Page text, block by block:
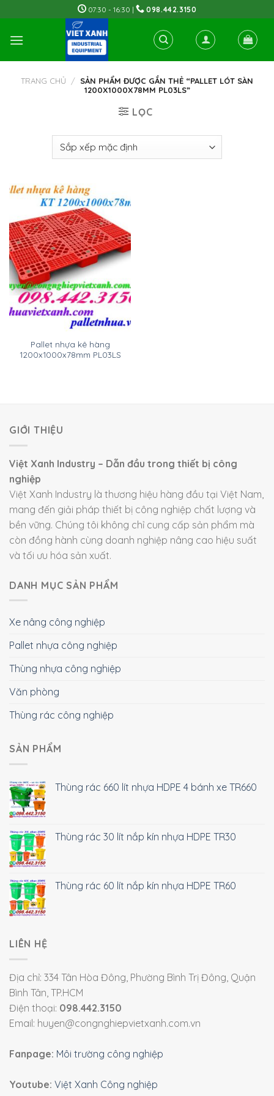
to
content
07:30 - 16:30 | 098.442.3150
TRANG CHỦ / SẢN PHẨM ĐƯỢC GẮN THẺ “PALLET LÓT SÀN
1200X1000X78MM PL03LS”
LỌC
Pallet nhựa kê hàng
1200x1000x78mm PL03LS
GIỚI THIỆU
Việt Xanh Industry – Dẫn đầu trong thiết bị công
nghiệp
Việt Xanh Industry là thương hiệu hàng đầu tại Việt Nam,
mang đến giải pháp thiết bị công nghiệp chất lượng và
bền vững. Chúng tôi không chỉ cung cấp sản phẩm mà
còn đồng hành cùng doanh nghiệp nâng cao hiệu suất
và tối ưu hóa sản xuất.
DANH MỤC SẢN PHẨM
Xe nâng công nghiệp
Pallet nhựa công nghiệp
Thùng nhựa công nghiệp
Văn phòng
Thùng rác công nghiệp
SẢN PHẨM
Thùng rác 660 lít nhựa HDPE 4 bánh xe TR660
Thùng rác 30 lít nắp kín nhựa HDPE TR30
Thùng rác 60 lít nắp kín nhựa HDPE TR60
LIÊN HỆ
Địa chỉ: 334 Tân Hòa Đông, Phường Bình Trị Đông, Quận
Bình Tân, TP.HCM
Điện thoại: 098.442.3150
Email: huyen@congnghiepvietxanh.com.vn
Fanpage: Môi trường công nghiệp
Youtube: Việt Xanh Công nghiệp